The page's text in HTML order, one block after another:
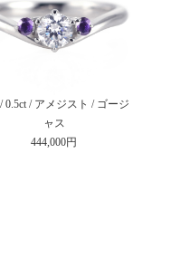
0.5ct / アメジスト / ゴージ
ャス
444,000円